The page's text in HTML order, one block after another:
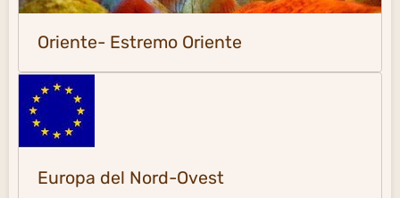
Oriente- Estremo Oriente
Europa del Nord-Ovest